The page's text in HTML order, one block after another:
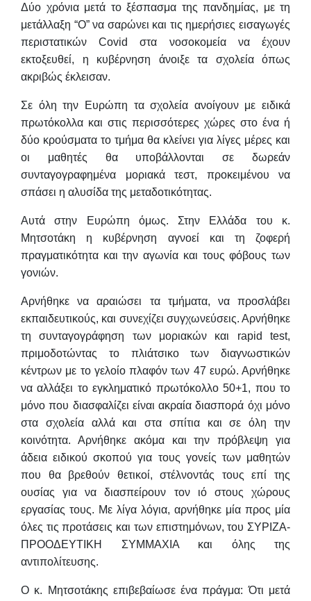
Δύο χρόνια μετά το ξέσπασμα της πανδημίας, με τη
μετάλλαξη “Ο” να σαρώνει και τις ημερήσιες εισαγωγές
περιστατικών Covid στα νοσοκομεία να έχουν
εκτοξευθεί, η κυβέρνηση άνοιξε τα σχολεία όπως
ακριβώς έκλεισαν.
Σε όλη την Ευρώπη τα σχολεία ανοίγουν με ειδικά
πρωτόκολλα και στις περισσότερες χώρες στο ένα ή
δύο κρούσματα το τμήμα θα κλείνει για λίγες μέρες και
οι μαθητές θα υποβάλλονται σε δωρεάν
συνταγογραφημένα μοριακά τεστ, προκειμένου να
σπάσει η αλυσίδα της μεταδοτικότητας.
Αυτά στην Ευρώπη όμως. Στην Ελλάδα του κ.
Μητσοτάκη η κυβέρνηση αγνοεί και τη ζοφερή
πραγματικότητα και την αγωνία και τους φόβους των
γονιών.
Αρνήθηκε να αραιώσει τα τμήματα, να προσλάβει
εκπαιδευτικούς, και συνεχίζει συγχωνεύσεις. Αρνήθηκε
τη συνταγογράφηση των μοριακών και rapid test,
πριμοδοτώντας το πλιάτσικο των διαγνωστικών
κέντρων με το γελοίο πλαφόν των 47 ευρώ. Αρνήθηκε
να αλλάξει το εγκληματικό πρωτόκολλο 50+1, που το
μόνο που διασφαλίζει είναι ακραία διασπορά όχι μόνο
στα σχολεία αλλά και στα σπίτια και σε όλη την
κοινότητα. Αρνήθηκε ακόμα και την πρόβλεψη για
άδεια ειδικού σκοπού για τους γονείς των μαθητών
που θα βρεθούν θετικοί, στέλνοντάς τους επί της
ουσίας για να διασπείρουν τον ιό στους χώρους
εργασίας τους. Με λίγα λόγια, αρνήθηκε μία προς μία
όλες τις προτάσεις και των επιστημόνων, του ΣΥΡΙΖΑ-
ΠΡΟΟΔΕΥΤΙΚΗ ΣΥΜΜΑΧΙΑ και όλης της
αντιπολίτευσης.
Ο κ. Μητσοτάκης επιβεβαίωσε ένα πράγμα: Ότι μετά